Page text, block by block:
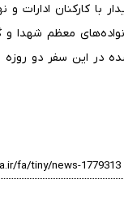
با کارکنان ادارات
معظم شهدا
در این سفر دو